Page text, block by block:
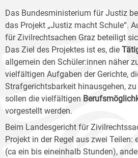
Das Bundesministerium für Justiz
das Projekt „Justiz macht Schule“.
für Zivilrechtsachen Graz beteiligt
Das Ziel des Projektes ist es, die
allgemein den Schüler:innen näher
vielfältigen Aufgaben der Gerichte,
Strafgerichtsbarkeit hinausgehen,
sollen die vielfältigen
vorgestellt werden.
Beim Landesgericht für
Projekt in der Regel aus zwei Teilen:
(ca ein bis eineinhalb Stunden),